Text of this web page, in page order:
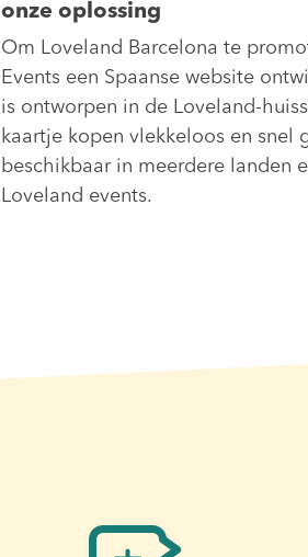
onze oplossing
Om Loveland Barcelona te
Events een Spaanse website
is ontworpen in de Loveland-
kaartje kopen vlekkeloos en snel
beschikbaar in meerdere landen
Loveland events.